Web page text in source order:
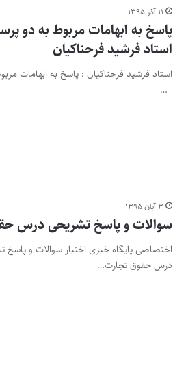
۱۱ آذر ۱۳۹۵
استاد فرشید فرحناکیان
–…
۳ آبان ۱۳۹۵
سوالات و پاسخ تشریحی درس
درس حقوق تجارت…